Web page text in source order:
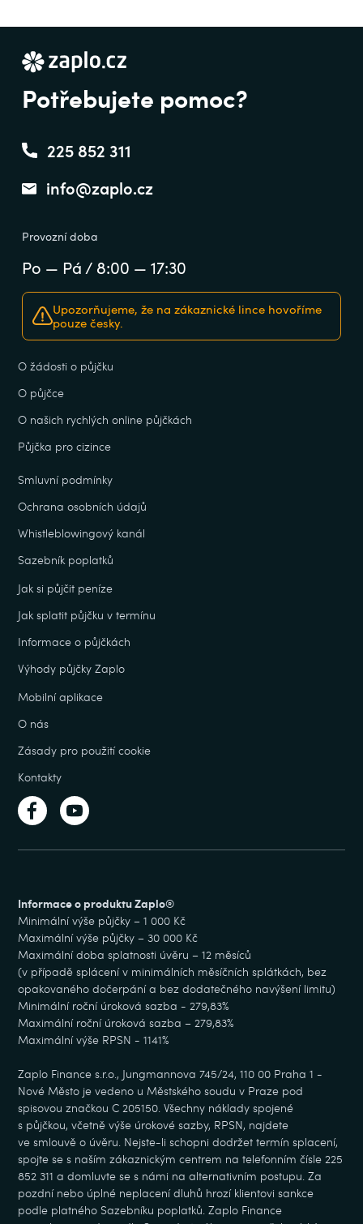
Potřebujete pomoc?
225 852 311
info@zaplo.cz
Provozní doba
Po — Pá / 8:00 — 17:30
Upozorňujeme, že na zákaznické lince hovoříme
pouze česky.
O žádosti o půjčku
O půjčce
O našich rychlých online půjčkách
Půjčka pro cizince
Smluvní podmínky
Ochrana osobních údajů
Whistleblowingový kanál
Sazebník poplatků
Jak si půjčit peníze
Jak splatit půjčku v termínu
Informace o půjčkách
Výhody půjčky Zaplo
Mobilní aplikace
O nás
Zásady pro použití cookie
Kontakty
Informace o produktu Zaplo®
Minimální výše půjčky – 1 000 Kč
Maximální výše půjčky – 30 000 Kč
Maximální doba splatnosti úvěru – 12 měsíců
(v případě splácení v minimálních měsíčních splátkách, bez
opakovaného dočerpání a bez dodatečného navýšení limitu)
Minimální roční úroková sazba - 279,83%
Maximální roční úroková sazba – 279,83%
Maximální výše RPSN - 1141%
Zaplo Finance s.r.o., Jungmannova 745/24, 110 00 Praha 1 -
Nové Město je vedeno u Městského soudu v Praze pod
spisovou značkou C 205150. Všechny náklady spojené
s půjčkou, včetně výše úrokové sazby, RPSN, najdete
ve smlouvě o úvěru. Nejste-li schopni dodržet termín splacení,
spojte se s naším zákaznickým centrem na telefonním čísle 225
852 311 a domluvte se s námi na alternativním postupu. Za
pozdní nebo úplné neplacení dluhů hrozí klientovi sankce
podle platného Sazebníku poplatků. Zaplo Finance